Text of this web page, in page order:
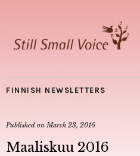
FINNISH NEWSLETTERS
Published on March 23, 2016
Maaliskuu 2016